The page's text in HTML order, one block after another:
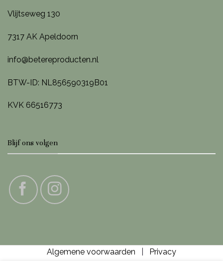
Vlijtseweg 130
7317 AK Apeldoorn
info@betereproducten.nl
BTW-ID: NL856590319B01
KVK 66516773
Blijf ons volgen
Algemene voorwaarden Privacy